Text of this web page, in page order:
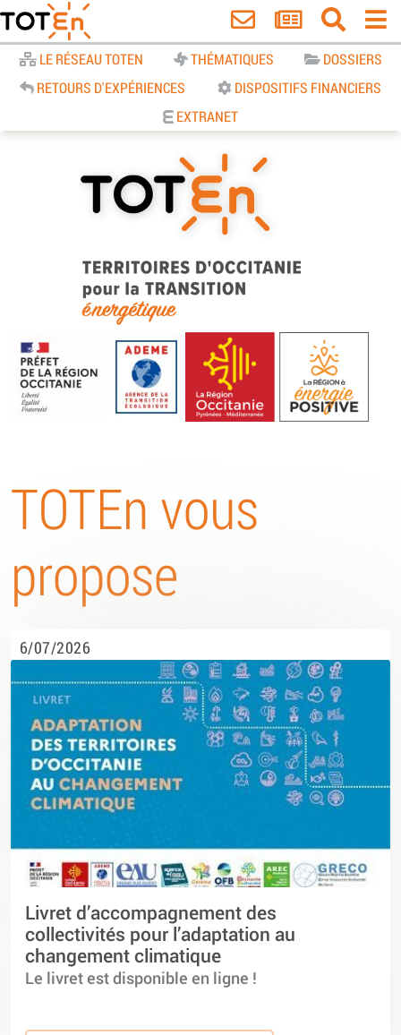
LE RÉSEAU TOTEN THÉMATIQUES
DOSSIERS
RETOURS D'EXPÉRIENCES
DISPOSITIFS FINANCIERS
EXTRANET
TOTEn Occitanie | Territoires
d’Occitanie pour la Transition
Energétique
TOTEn vous
propose
6/07/2026
Livret d’accompagnement des
collectivités pour l’adaptation au
changement climatique
Le livret est disponible en ligne !